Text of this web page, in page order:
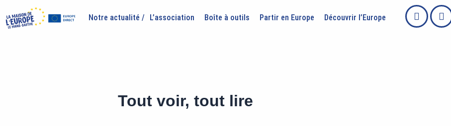
au
contenu
Notre actualité / L’association Boîte à outils Partir en Europe Découvrir l’Europe
Tout voir, tout lire